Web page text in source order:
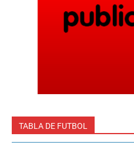
TABLA DE FUTBOL